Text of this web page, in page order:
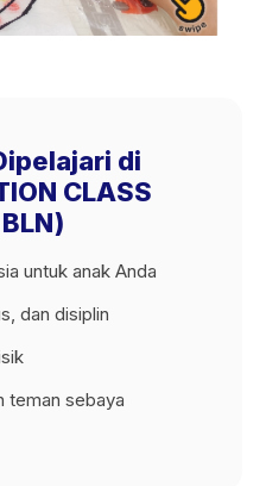
di
CLASS
untuk anak Anda
dan disiplin
teman sebaya